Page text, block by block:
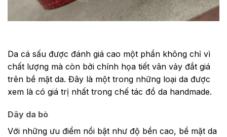
Da cá sấu được đánh giá cao một phần không chỉ vì
chất lượng mà còn bởi chính họa tiết vân vảy đắt giá
trên bề mặt da. Đây là một trong những loại da được
xem là có giá trị nhất trong chế tác đồ da handmade.
Dây da bò
Với những ưu điểm nổi bật như độ bền cao, bề mặt da